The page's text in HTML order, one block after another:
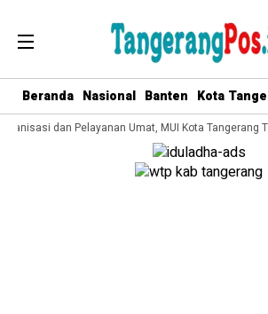
Beranda Nasional Banten Kota
dan Pelayanan Umat, MUI Kota Tangerang